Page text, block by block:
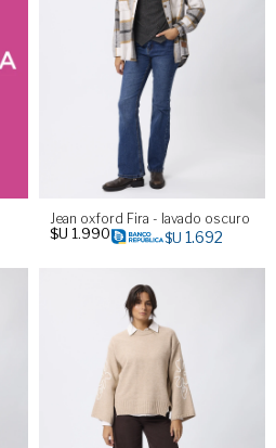
Jean oxford Fira - lavado oscuro
$U 1.990 $U 1.692